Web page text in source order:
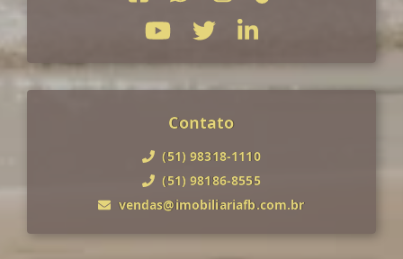
Contato
(51) 98318-1110
(51) 98186-8555
vendas@imobiliariafb.com.br